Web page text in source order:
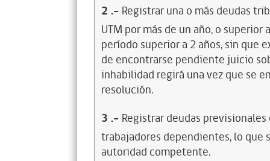
2 .- Registrar una o más deudas
UTM por más de un año, o
período superior a 2 años, sin que
de encontrarse pendiente juicio
inhabilidad regirá una vez que se
resolución.
3 .- Registrar deudas
trabajadores dependientes, lo
autoridad competente.